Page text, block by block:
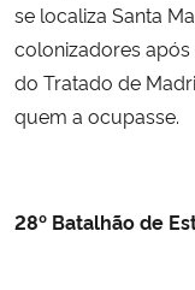
se localiza Santa
colonizadores
do Tratado de
quem a ocupasse.
28º Batalhão de